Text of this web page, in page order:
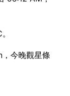
今晚觀星條